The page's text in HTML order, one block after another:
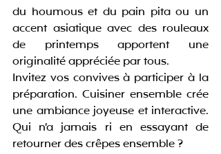
du houmous et du pain pita ou un
accent asiatique avec des rouleaux
de printemps apportent une
originalité appréciée par tous.
Invitez vos convives à participer à la
préparation. Cuisiner ensemble crée
une ambiance joyeuse et interactive.
Qui n’a jamais ri en essayant de
retourner des crêpes ensemble ?